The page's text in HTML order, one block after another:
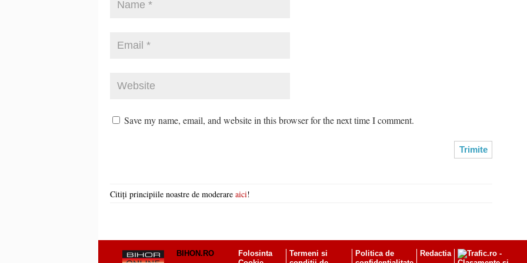
Save my name, email, and website in this browser for the next time I comment.
Citiți principiile noastre de moderare aici!
BIHON.RO
Folosinta
Termeni si
Politica de
Redactia